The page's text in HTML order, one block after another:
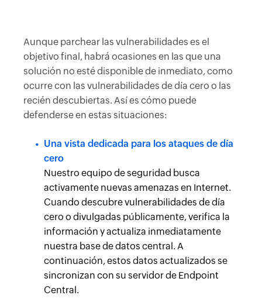
Aunque parchear las vulnerabilidades es el
objetivo final, habrá ocasiones en las que una
solución no esté disponible de inmediato, como
ocurre con las vulnerabilidades de día cero o las
recién descubiertas. Así es cómo puede
defenderse en estas situaciones:
Una vista dedicada para los ataques de día
cero
Nuestro equipo de seguridad busca
activamente nuevas amenazas en Internet.
Cuando descubre vulnerabilidades de día
cero o divulgadas públicamente, verifica la
información y actualiza inmediatamente
nuestra base de datos central. A
continuación, estos datos actualizados se
sincronizan con su servidor de Endpoint
Central.